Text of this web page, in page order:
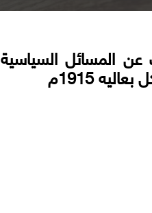
المسائل
1915م